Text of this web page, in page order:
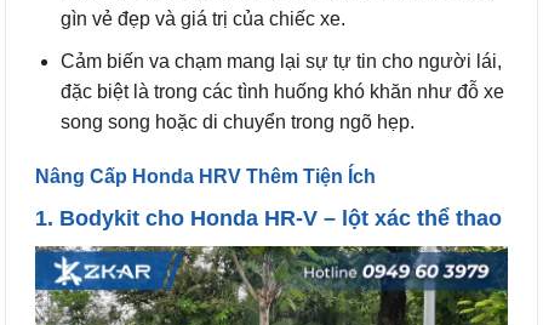
gìn vẻ đẹp và giá trị của chiếc xe.
Cảm biến va chạm mang lại sự tự tin cho người lái,
đặc biệt là trong các tình huống khó khăn như đỗ xe
song song hoặc di chuyển trong ngõ hẹp.
Nâng Cấp Honda HRV Thêm Tiện Ích
1. Bodykit cho Honda HR-V – lột xác thể thao